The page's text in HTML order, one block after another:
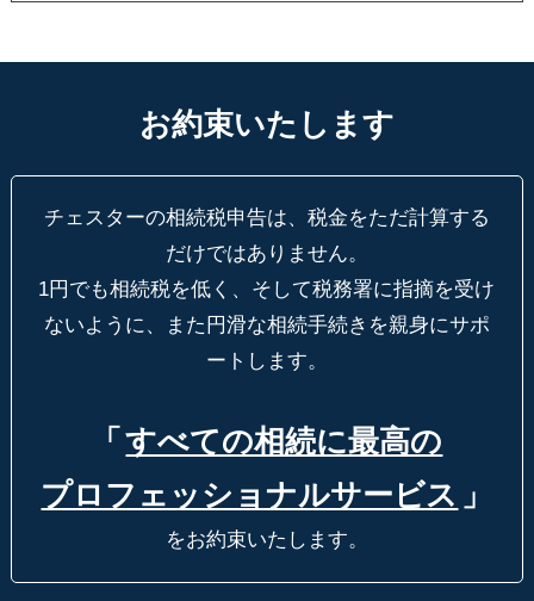
お約束いたします
チェスターの相続税申告は、税金をただ計算する
だけではありません。
1円でも相続税を低く、そして税務署に指摘を受け
ないように、
また円滑な相続手続きを親身にサポ
ートします。
「 すべての相続に最高の
プロフェッショナルサービス 」
をお約束いたします。